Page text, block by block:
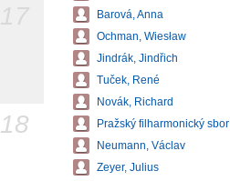
18
Barová, Anna
Ochman, Wiesław
Jindrák, Jindřich
Tuček, René
Novák, Richard
Pražský filharmonický sbor
Neumann, Václav
Zeyer, Julius